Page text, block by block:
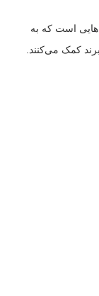
است که به
کمک می‌کنند.